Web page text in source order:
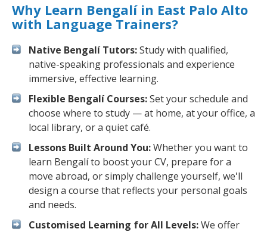
Why Learn Bengalí in East Palo Alto
with Language Trainers?
Native Bengalí Tutors:Study with qualified,
native-speaking professionals and experience
immersive, effective learning.
Flexible Bengalí Courses:Set your schedule and
choose where to study — at home, at your office, a
local library, or a quiet café.
Lessons Built Around You:Whether you want to
learn Bengalí to boost your CV, prepare for a
move abroad, or simply challenge yourself, we'll
design a course that reflects your personal goals
and needs.
Customised Learning for All Levels:We offer